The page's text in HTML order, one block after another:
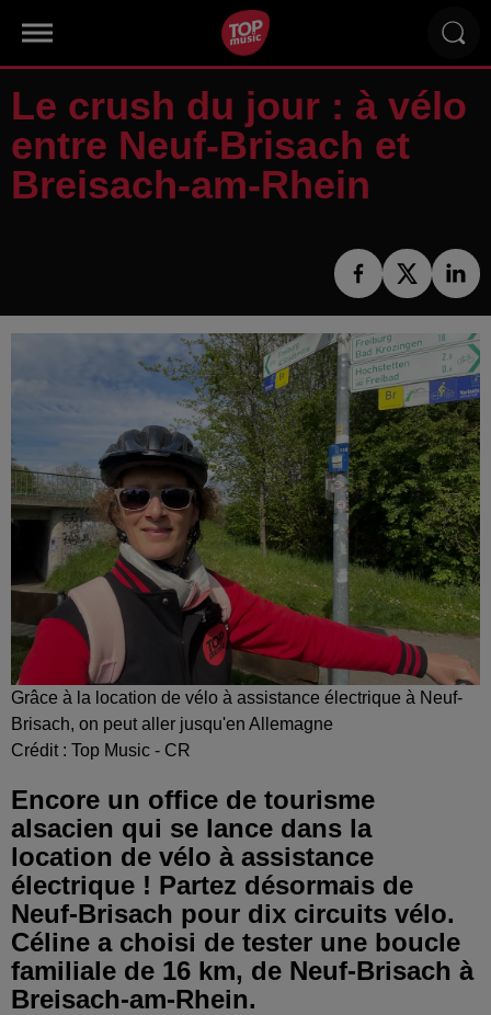
Le crush du jour : à vélo
entre Neuf-Brisach et
Breisach-am-Rhein
Grâce à la location de vélo à assistance électrique à Neuf-
Brisach, on peut aller jusqu'en Allemagne
Crédit : Top Music - CR
Encore un office de tourisme
alsacien qui se lance dans la
location de vélo à assistance
électrique ! Partez désormais de
Neuf-Brisach pour dix circuits vélo.
Céline a choisi de tester une boucle
familiale de 16 km, de Neuf-Brisach à
Breisach-am-Rhein.